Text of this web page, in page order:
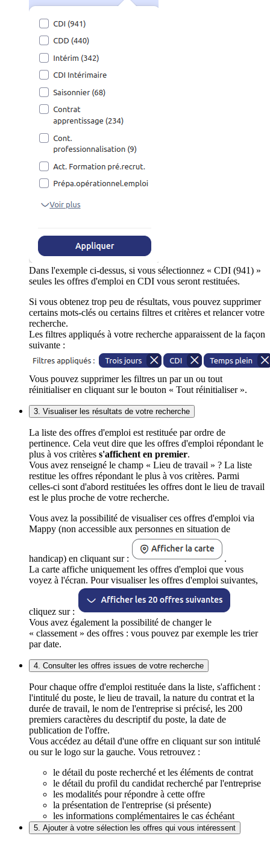
Dans l'exemple ci-dessus, si vous sélectionnez « CDI (941) »
seules les offres d'emploi en CDI vous seront restituées.
Si vous obtenez trop peu de résultats, vous pouvez supprimer
certains mots-clés ou certains filtres et critères et relancer votre
recherche.
Les filtres appliqués à votre recherche apparaissent de la façon
suivante :
Vous pouvez supprimer les filtres un par un ou tout
réinitialiser en cliquant sur le bouton « Tout réinitialiser ».
3. Visualiser les résultats de votre recherche
La liste des offres d'emploi est restituée par ordre de
pertinence. Cela veut dire que les offres d'emploi répondant le
plus à vos critères s'affichent en premier.
Vous avez renseigné le champ « Lieu de travail » ? La liste
restitue les offres répondant le plus à vos critères. Parmi
celles-ci sont d'abord restituées les offres dont le lieu de travail
est le plus proche de votre recherche.
Vous avez la possibilité de visualiser ces offres d'emploi via
Mappy (non accessible aux personnes en situation de
handicap) en cliquant sur :
.
La carte affiche uniquement les offres d'emploi que vous
voyez à l'écran. Pour visualiser les offres d'emploi suivantes,
cliquez sur :
Vous avez également la possibilité de changer le
« classement » des offres : vous pouvez par exemple les trier
par date.
4. Consulter les offres issues de votre recherche
Pour chaque offre d'emploi restituée dans la liste, s'affichent :
l'intitulé du poste, le lieu de travail, la nature du contrat et la
durée de travail, le nom de l'entreprise si précisé, les 200
premiers caractères du descriptif du poste, la date de
publication de l'offre.
Vous accédez au détail d'une offre en cliquant sur son intitulé
ou sur le logo sur la gauche. Vous retrouvez :
le détail du poste recherché et les éléments de contrat
le détail du profil du candidat recherché par l'entreprise
les modalités pour répondre à cette offre
la présentation de l'entreprise (si présente)
les informations complémentaires le cas échéant
5. Ajouter à votre sélection les offres qui vous intéressent